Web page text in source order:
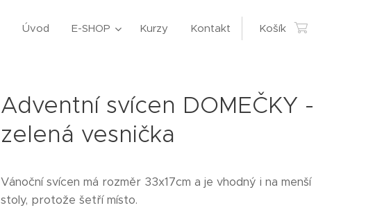
Úvod E-SHOP Kurzy Kontakt Košík
Adventní svícen DOMEČKY -
zelená vesnička
Vánoční svícen má rozměr 33x17cm a je vhodný i na menší
stoly, protože šetří místo.